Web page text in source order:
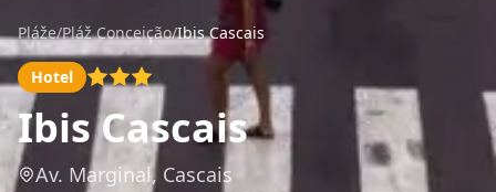
Pláže/Pláž Conceição/Ibis Cascais
Hotel
Ibis Cascais
Av. Marginal, Cascais